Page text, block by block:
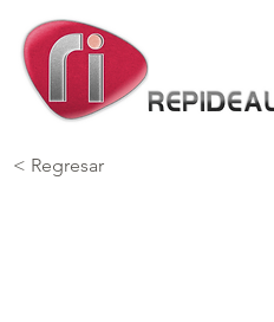
< Regresar